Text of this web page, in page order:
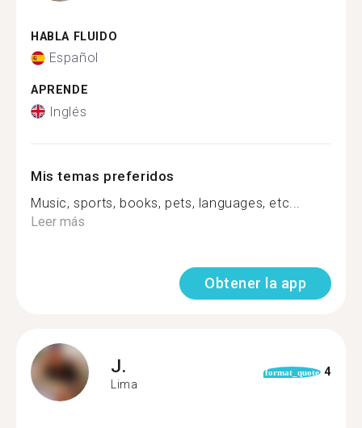
HABLA FLUIDO
Español
APRENDE
Inglés
Mis temas preferidos
Music, sports, books, pets, languages, etc...
Leer más
Obtener la app
J.
Lima
format_quote 4